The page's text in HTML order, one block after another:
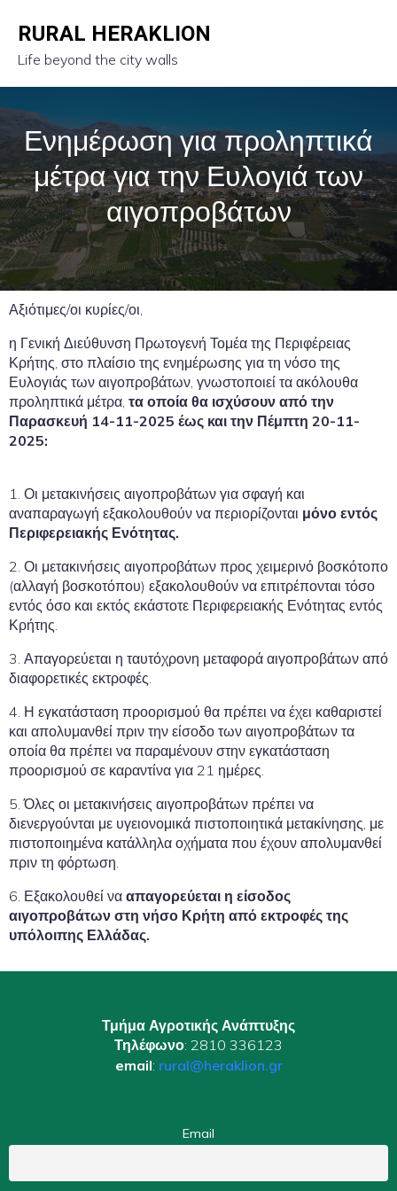
RURAL HERAKLION
Life beyond the city walls
Ενημέρωση για προληπτικά
μέτρα για την Ευλογιά των
αιγοπροβάτων
Αξιότιμες/οι κυρίες/οι,
η Γενική Διεύθυνση Πρωτογενή Τομέα της Περιφέρειας
Κρήτης, στο πλαίσιο της ενημέρωσης για τη νόσο της
Ευλογιάς των αιγοπροβάτων, γνωστοποιεί τα ακόλουθα
προληπτικά μέτρα, τα οποία θα ισχύσουν από την
Παρασκευή 14-11-2025 έως και την Πέμπτη 20-11-
2025:
1. Οι μετακινήσεις αιγοπροβάτων για σφαγή και
αναπαραγωγή εξακολουθούν να περιορίζονται μόνο εντός
Περιφερειακής Ενότητας.
2. Οι μετακινήσεις αιγοπροβάτων προς χειμερινό βοσκότοπο
(αλλαγή βοσκοτόπου) εξακολουθούν να επιτρέπονται τόσο
εντός όσο και εκτός εκάστοτε Περιφερειακής Ενότητας εντός
Κρήτης.
3. Απαγορεύεται η ταυτόχρονη μεταφορά αιγοπροβάτων από
διαφορετικές εκτροφές.
4. Η εγκατάσταση προορισμού θα πρέπει να έχει καθαριστεί
και απολυμανθεί πριν την είσοδο των αιγοπροβάτων τα
οποία θα πρέπει να παραμένουν στην εγκατάσταση
προορισμού σε καραντίνα για 21 ημέρες.
5. Όλες οι μετακινήσεις αιγοπροβάτων πρέπει να
διενεργούνται με υγειονομικά πιστοποιητικά μετακίνησης, με
πιστοποιημένα κατάλληλα οχήματα που έχουν απολυμανθεί
πριν τη φόρτωση.
6. Εξακολουθεί να απαγορεύεται η είσοδος
αιγοπροβάτων στη νήσο Κρήτη από εκτροφές της
υπόλοιπης Ελλάδας.
Τμήμα Αγροτικής Ανάπτυξης
Τηλέφωνο: 2810 336123
email: rural@heraklion.gr
Email